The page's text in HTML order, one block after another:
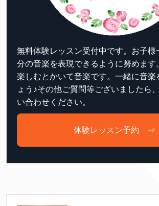
無料体験レッスン受付中です。お子様
分の音楽を表現できるように努めます
楽しむとかいて音楽です。一緒に音楽
ょう♪その他ご質問等ございましたら
い合わせください。
体験レッスン予約 ⇒